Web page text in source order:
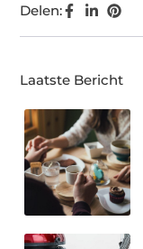
Delen:
Laatste Bericht